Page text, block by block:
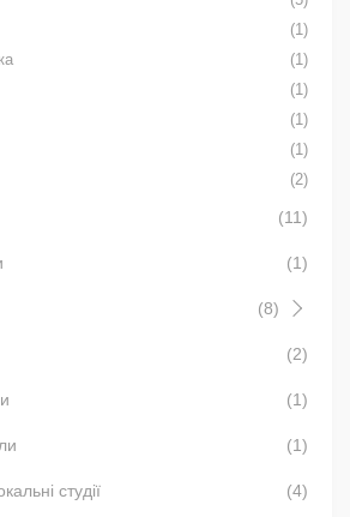
(1)
(1)
(1)
(1)
(1)
(2)
(11)
(1)
(8)
(2)
(1)
(1)
студії (4)